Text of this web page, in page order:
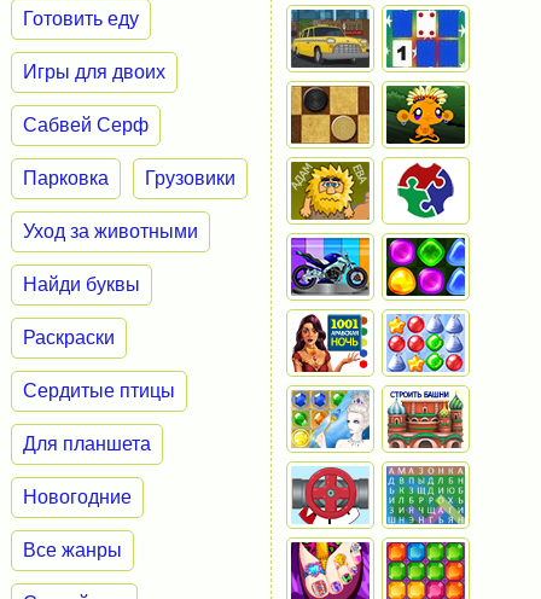
Готовить еду
Игры для двоих
Сабвей Серф
Парковка Грузовики
Уход за животными
Найди буквы
Раскраски
Сердитые птицы
Для планшета
Новогодние
Все жанры